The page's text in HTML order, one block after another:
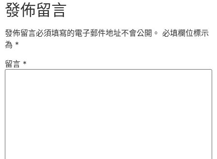
發佈留言
發佈留言必須填寫的電子郵件地址不會公開。 必填欄位標示
為 *
留言 *